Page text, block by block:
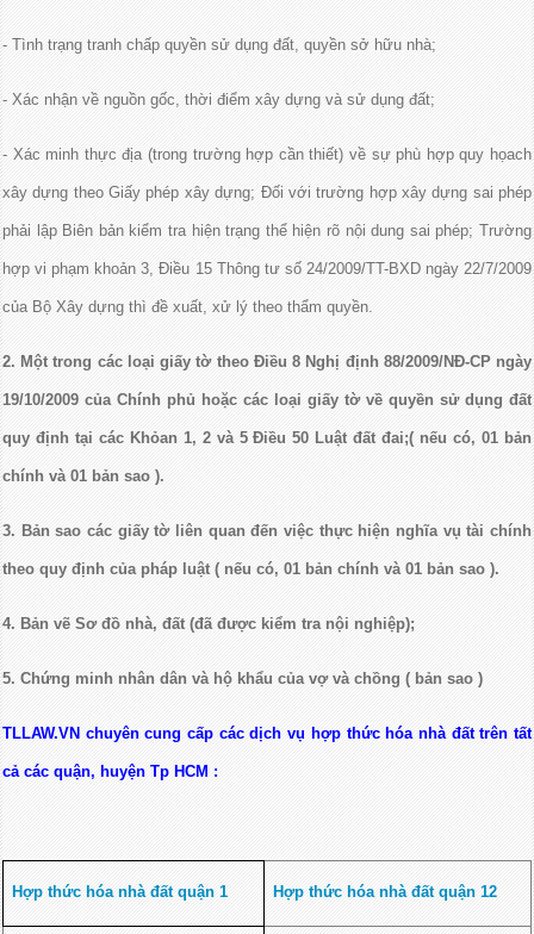
- Tình trạng tranh chấp quyền sử dụng đất, quyền sở hữu nhà;
- Xác nhận về nguồn gốc, thời điểm xây dựng và sử dụng đất;
- Xác minh thực địa (trong trường hợp cần thiết) về sự phù hợp quy họach
xây dựng theo Giấy phép xây dựng; Đối với trường hợp xây dựng sai phép
phải lập Biên bản kiểm tra hiện trạng thể hiện rõ nội dung sai phép; Trường
hợp vi phạm khoản 3, Điều 15 Thông tư số 24/2009/TT-BXD ngày 22/7/2009
của Bộ Xây dựng thì đề xuất, xử lý theo thẩm quyền.
2. Một trong các loại giấy tờ theo Điều 8 Nghị định 88/2009/NĐ-CP ngày
19/10/2009 của Chính phủ hoặc các loại giấy tờ về quyền sử dụng đất
quy định tại các Khỏan 1, 2 và 5 Điều 50 Luật đất đai;( nếu có, 01 bản
chính và 01 bản sao ).
3. Bản sao các giấy tờ liên quan đến việc thực hiện nghĩa vụ tài chính
theo quy định của pháp luật ( nếu có, 01 bản chính và 01 bản sao ).
4. Bản vẽ Sơ đồ nhà, đất (đã được kiểm tra nội nghiệp);
5. Chứng minh nhân dân và hộ khẩu của vợ và chồng ( bản sao )
TLLAW.VN chuyên cung cấp các dịch vụ hợp thức hóa nhà đất trên tất
cả các quận, huyện Tp HCM :
Hợp thức hóa nhà đất quận 1 Hợp thức hóa nhà đất quận 12